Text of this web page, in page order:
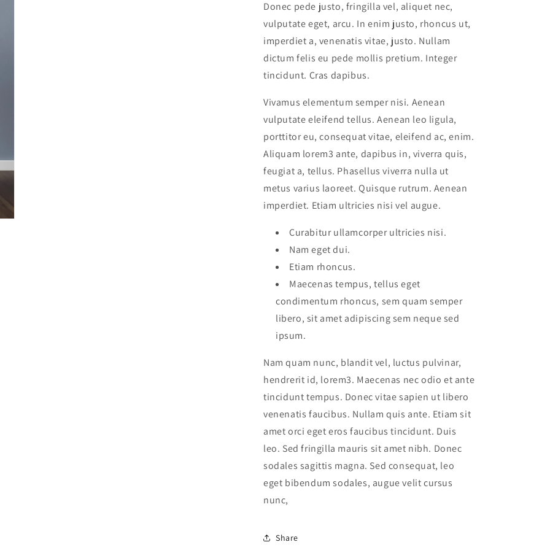
Donec pede justo, fringilla vel, aliquet nec,
vulputate eget, arcu. In enim justo, rhoncus ut,
imperdiet a, venenatis vitae, justo. Nullam
dictum felis eu pede mollis pretium. Integer
tincidunt. Cras dapibus.
Vivamus elementum semper nisi. Aenean
vulputate eleifend tellus. Aenean leo ligula,
porttitor eu, consequat vitae, eleifend ac, enim.
Aliquam lorem3 ante, dapibus in, viverra quis,
feugiat a, tellus. Phasellus viverra nulla ut
metus varius laoreet. Quisque rutrum. Aenean
imperdiet. Etiam ultricies nisi vel augue.
Curabitur ullamcorper ultricies nisi.
Nam eget dui.
Etiam rhoncus.
Maecenas tempus, tellus eget
condimentum rhoncus, sem quam semper
libero, sit amet adipiscing sem neque sed
ipsum.
Nam quam nunc, blandit vel, luctus pulvinar,
hendrerit id, lorem3. Maecenas nec odio et ante
tincidunt tempus. Donec vitae sapien ut libero
venenatis faucibus. Nullam quis ante. Etiam sit
amet orci eget eros faucibus tincidunt. Duis
leo. Sed fringilla mauris sit amet nibh. Donec
sodales sagittis magna. Sed consequat, leo
eget bibendum sodales, augue velit cursus
nunc,
Share